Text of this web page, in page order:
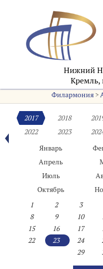
Нижний
Кремль,
Филармония >
2017 2018
2022
2023
Январь
Апрель
Июль
Октябрь
1
2 3
8
9 10
15
16 17
22
23 24
29